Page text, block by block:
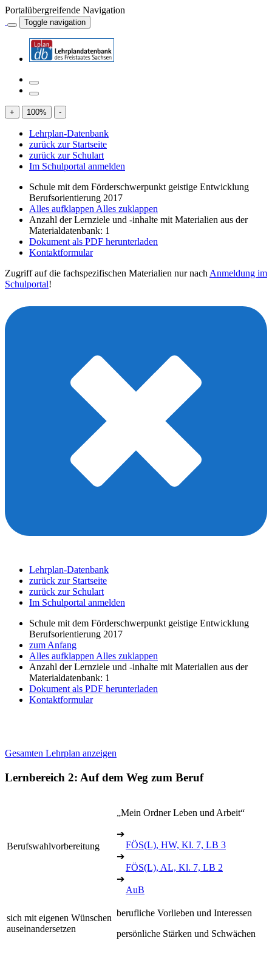
Portalübergreifende Navigation
Toggle navigation
+ 100% -
Lehrplan-Datenbank
zurück zur Startseite
zurück zur Schulart
Im Schulportal anmelden
Schule mit dem Förderschwerpunkt geistige Entwicklung
Berufsorientierung 2017
Alles aufklappen Alles zuklappen
Anzahl der Lernziele und -inhalte mit Materialien aus der
Materialdatenbank: 1
Dokument als PDF herunterladen
Kontaktformular
Zugriff auf die fachspezifischen Materialien nur nach Anmeldung im
Schulportal!
Lehrplan-Datenbank
zurück zur Startseite
zurück zur Schulart
Im Schulportal anmelden
Schule mit dem Förderschwerpunkt geistige Entwicklung
Berufsorientierung 2017
zum Anfang
Alles aufklappen Alles zuklappen
Anzahl der Lernziele und -inhalte mit Materialien aus der
Materialdatenbank: 1
Dokument als PDF herunterladen
Kontaktformular
Gesamten Lehrplan anzeigen
Lernbereich 2: Auf dem Weg zum Beruf
Berufswahlvorbereitung
„Mein Ordner Leben und Arbeit“
➔
FÖS(L), HW, Kl. 7, LB 3
➔
FÖS(L), AL, Kl. 7, LB 2
➔
AuB
sich mit eigenen Wünschen
auseinandersetzen
berufliche Vorlieben und Interessen
persönliche Stärken und Schwächen